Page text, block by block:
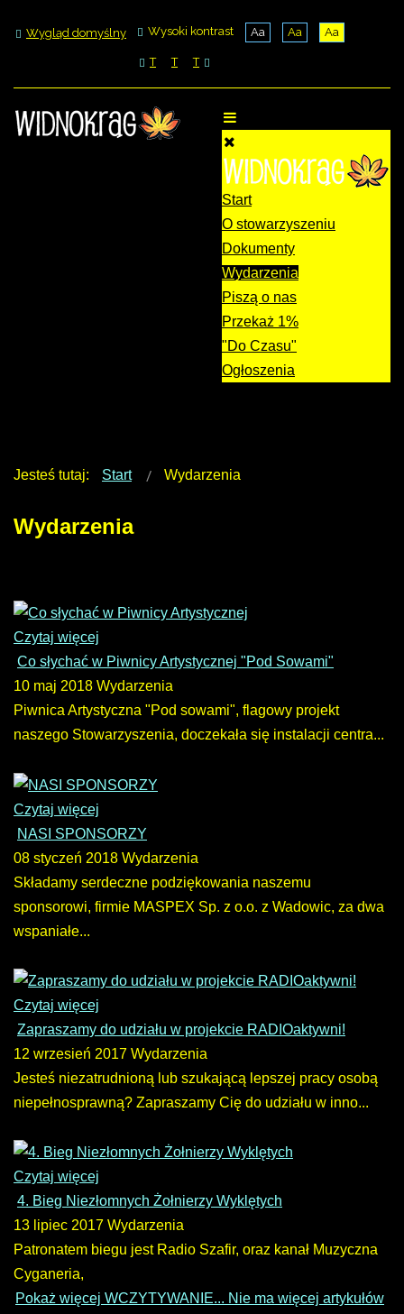
Wygląd domyślny Wysoki kontrast Aa Aa Aa
T T T
Start
O stowarzyszeniu
Dokumenty
Wydarzenia
Piszą o nas
Przekaż 1%
"Do Czasu"
Ogłoszenia
Jesteś tutaj: Start Wydarzenia
Wydarzenia
Czytaj więcej
Co słychać w Piwnicy Artystycznej "Pod Sowami"
10 maj 2018 Wydarzenia
Piwnica Artystyczna "Pod sowami", flagowy projekt
naszego Stowarzyszenia, doczekała się instalacji centra...
Czytaj więcej
NASI SPONSORZY
08 styczeń 2018 Wydarzenia
Składamy serdeczne podziękowania naszemu
sponsorowi, firmie MASPEX Sp. z o.o. z Wadowic, za dwa
wspaniałe...
Czytaj więcej
Zapraszamy do udziału w projekcie RADIOaktywni!
12 wrzesień 2017 Wydarzenia
Jesteś niezatrudnioną lub szukającą lepszej pracy osobą
niepełnosprawną? Zapraszamy Cię do udziału w inno...
Czytaj więcej
4. Bieg Niezłomnych Żołnierzy Wyklętych
13 lipiec 2017 Wydarzenia
Patronatem biegu jest Radio Szafir, oraz kanał Muzyczna
Cyganeria,
Pokaż więcej WCZYTYWANIE... Nie ma więcej artykułów